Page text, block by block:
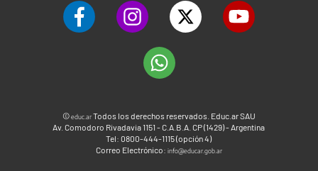
©educ.arTodos los derechos reservados. Educ.ar SAU
Av. Comodoro Rivadavia 1151 - C.A.B.A. CP (1429) - Argentina
Tel: 0800-444-1115 (opción 4)
Correo Electrónico: info@educar.gob.ar